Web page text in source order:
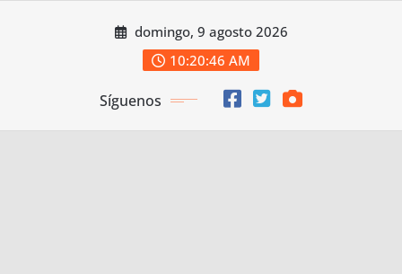
domingo, 9 agosto 2026
10:20:47 AM
Síguenos